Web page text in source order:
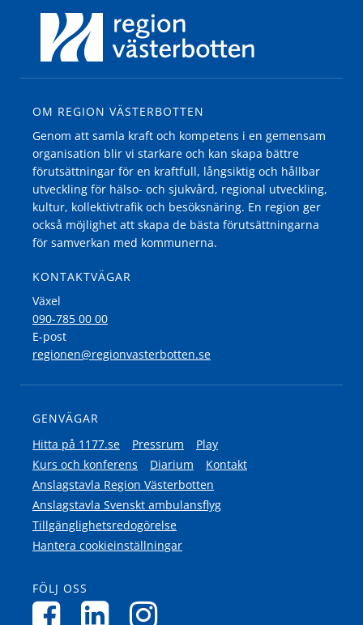
OM REGION VÄSTERBOTTEN
Genom att samla kraft och kompetens i en gemensam
organisation blir vi starkare och kan skapa bättre
förutsättningar för en kraftfull, långsiktig och hållbar
utveckling för hälso- och sjukvård, regional utveckling,
kultur, kollektivtrafik och besöksnäring. En region ger
också möjlighet att skapa de bästa förutsättningarna
för samverkan med kommunerna.
KONTAKTVÄGAR
Växel
090-785 00 00
E-post
regionen@regionvasterbotten.se
GENVÄGAR
Hitta på 1177.se
Pressrum
Play
Kurs och konferens
Diarium
Kontakt
Anslagstavla Region Västerbotten
Anslagstavla Svenskt ambulansflyg
Tillgänglighetsredogörelse
Hantera cookieinställningar
FÖLJ OSS